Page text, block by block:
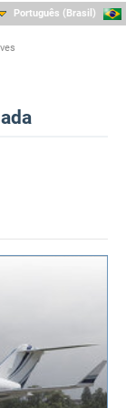
Português (Brasil)